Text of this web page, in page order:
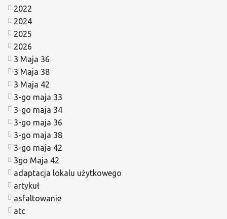
2022
2024
2025
2026
3 Maja 36
3 Maja 38
3 Maja 42
3-go maja 33
3-go maja 34
3-go maja 36
3-go maja 38
3-go maja 42
3go Maja 42
adaptacja lokalu użytkowego
artykuł
asfaltowanie
atc